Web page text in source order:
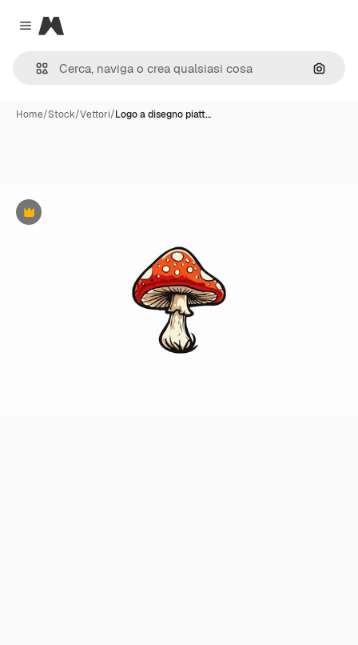
Close menu
Magnific
Cerca
Home/Stock/Vettori/Logo a disegno piatt…
Premium